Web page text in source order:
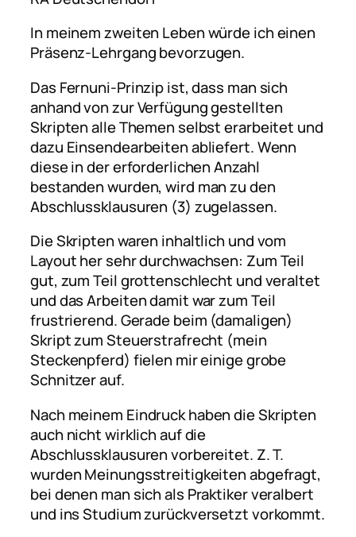
In meinem zweiten Leben würde ich einen
Präsenz-Lehrgang bevorzugen.
Das Fernuni-Prinzip ist, dass man sich
anhand von zur Verfügung gestellten
Skripten alle Themen selbst erarbeitet und
dazu Einsendearbeiten abliefert. Wenn
diese in der erforderlichen Anzahl
bestanden wurden, wird man zu den
Abschlussklausuren (3) zugelassen.
Die Skripten waren inhaltlich und vom
Layout her sehr durchwachsen: Zum Teil
gut, zum Teil grottenschlecht und veraltet
und das Arbeiten damit war zum Teil
frustrierend. Gerade beim (damaligen)
Skript zum Steuerstrafrecht (mein
Steckenpferd) fielen mir einige grobe
Schnitzer auf.
Nach meinem Eindruck haben die Skripten
auch nicht wirklich auf die
Abschlussklausuren vorbereitet. Z. T.
wurden Meinungsstreitigkeiten abgefragt,
bei denen man sich als Praktiker veralbert
und ins Studium zurückversetzt vorkommt.